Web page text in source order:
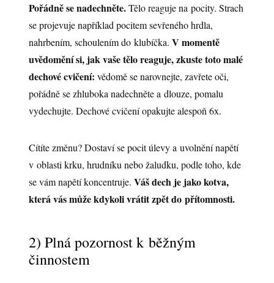
Pořádně se nadechněte.Tělo reaguje na pocity. Strach
se projevuje například pocitem sevřeného hrdla,
nahrbením, schoulením do klubíčka.V momentě
uvědomění si, jak vaše tělo reaguje, zkuste toto malé
dechové cvičení: vědomě se narovnejte, zavřete oči,
pořádně se zhluboka nadechněte a dlouze, pomalu
vydechujte. Dechové cvičení opakujte alespoň 6x.
Cítíte změnu? Dostaví se pocit úlevy a uvolnění napětí
v oblasti krku, hrudníku nebo žaludku, podle toho, kde
se vám napětí koncentruje.Váš dech je jako kotva,
která vás může kdykoli vrátit zpět do přítomnosti.
2) Plná pozornost k běžným
činnostem